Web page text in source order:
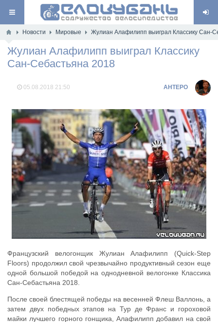
Новости Мировые Жулиан Алафилипп выиграл Классику Сан-
Жулиан Алафилипп выиграл Классику
Сан-Себастьяна 2018
05.08.2018 21:50 AHTEPO
Французский велогонщик Жулиан Алафилипп (Quick-Step
Floors) продолжил свой чрезвычайно продуктивный сезон еще
одной большой победой на однодневной велогонке Классика
Сан-Себастьяна 2018.
После своей блестящей победы на весенней Флеш Валлонь, а
затем двух победных этапов на Тур де Франс и гороховой
майки лучшего горного гонщика, Алафилипп добавил на свой